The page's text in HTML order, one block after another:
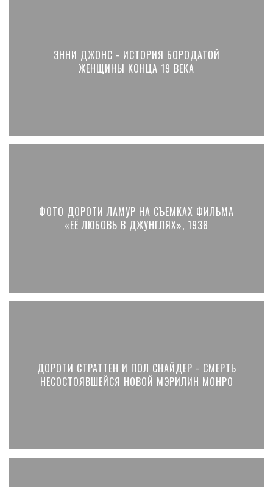
ЭННИ ДЖОНС - ИСТОРИЯ БОРОДАТОЙ
ЖЕНЩИНЫ КОНЦА 19 ВЕКА
ФОТО ДОРОТИ ЛАМУР НА СЪЕМКАХ ФИЛЬМА
«ЕЁ ЛЮБОВЬ В ДЖУНГЛЯХ», 1938
ДОРОТИ СТРАТТЕН И ПОЛ СНАЙДЕР - СМЕРТЬ
НЕСОСТОЯВШЕЙСЯ НОВОЙ МЭРИЛИН МОНРО